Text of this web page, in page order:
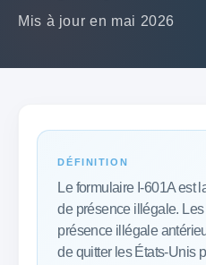
Mis à jour en mai 2026
DÉFINITION
Le formulaire I-601A est
de présence illégale.
présence illégale
de quitter les États-Unis